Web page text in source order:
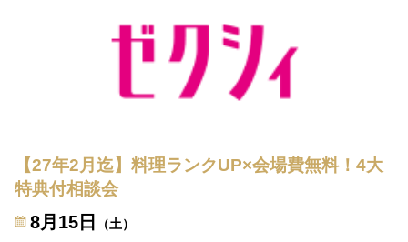
【27年2月迄】料理ランクUP×会場費無料！4大
特典付相談会
8月15日
（土）